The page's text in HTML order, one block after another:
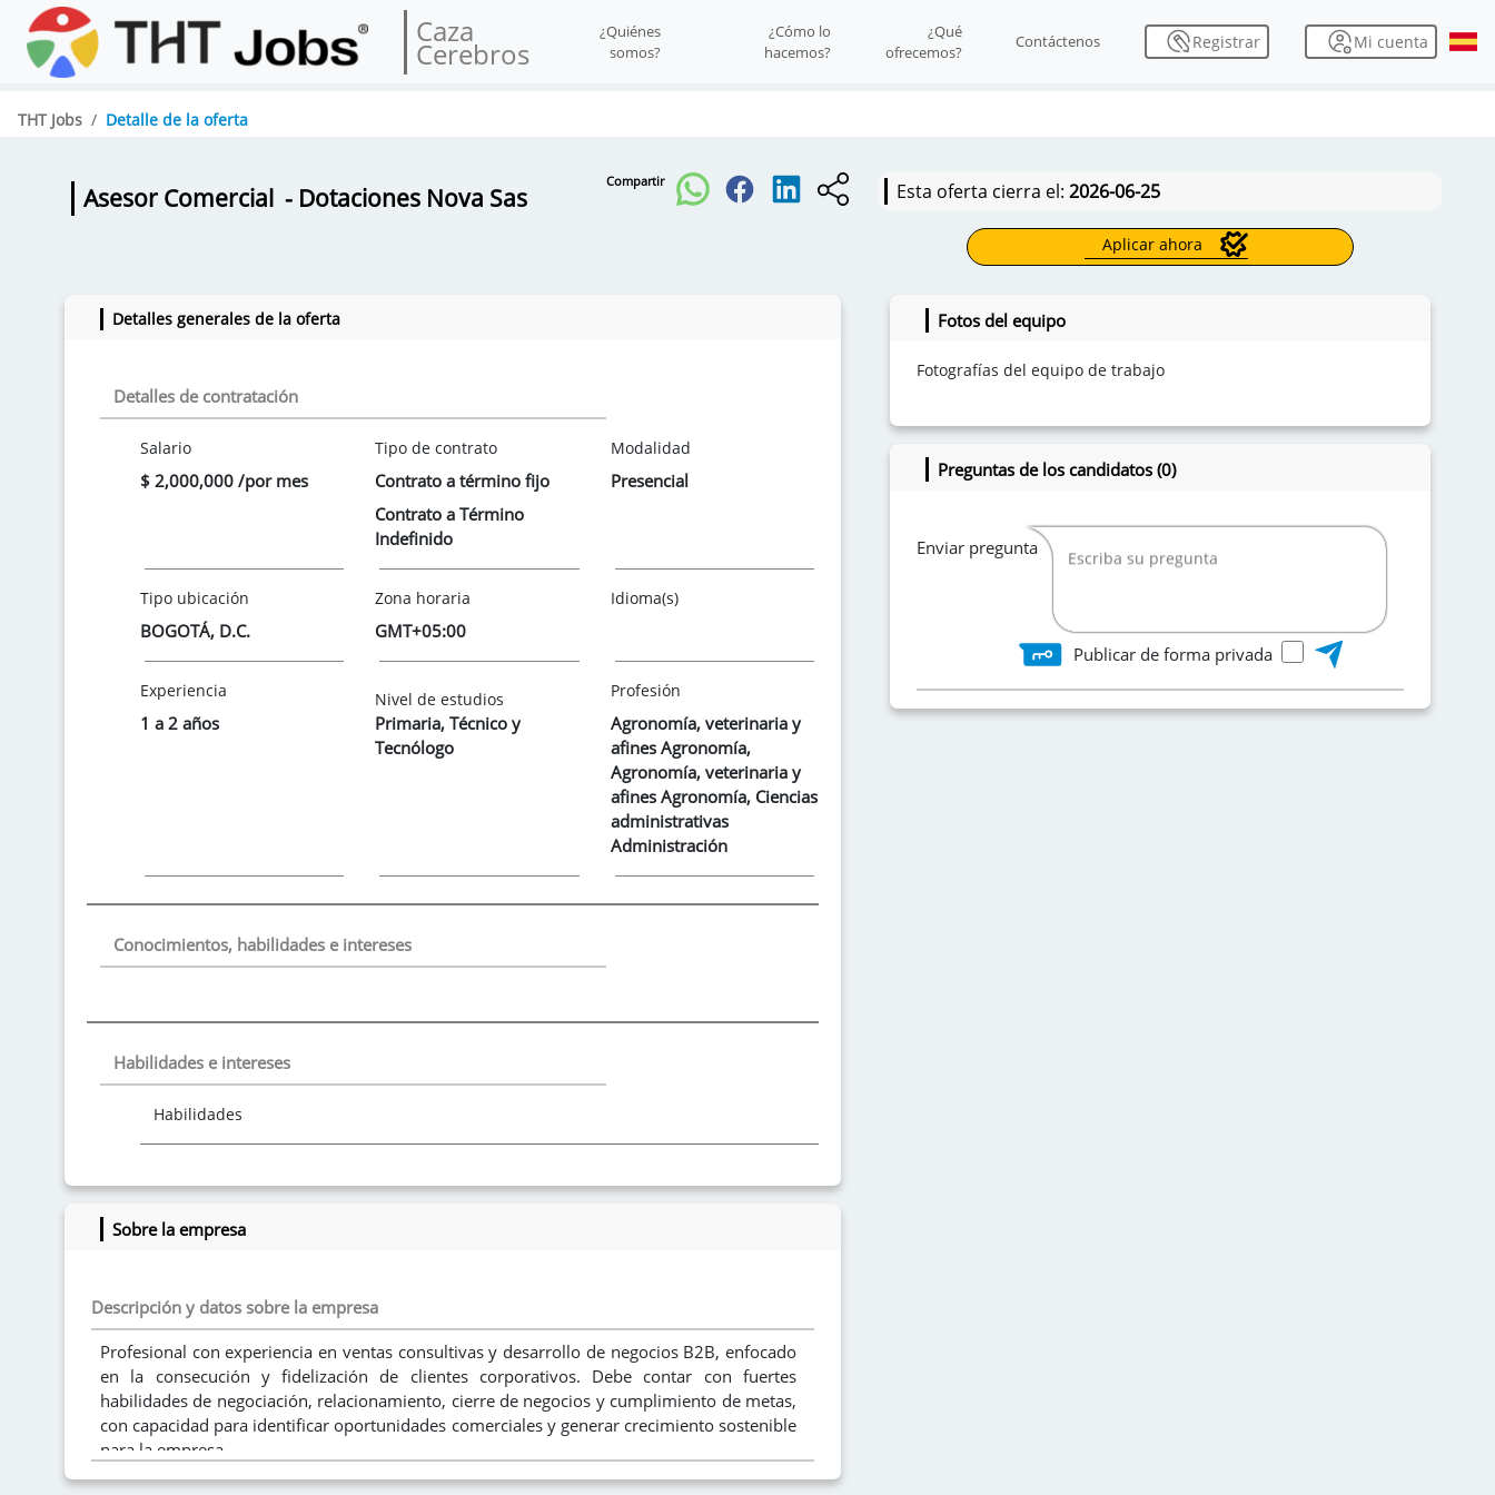
Caza
Cerebros
¿Quiénes
somos?
¿Cómo lo
hacemos?
¿Qué
ofrecemos?
Contáctenos Registrar Mi cuenta
THT Jobs Detalle de la oferta
Asesor Comercial - Dotaciones Nova Sas
Compartir Esta oferta cierra el: 2026-06-25
Aplicar ahora
Detalles generales de la oferta
Detalles de contratación
Salario
$ 2,000,000 /por mes
Tipo de contrato
Contrato a término fijo
Contrato a Término
Indefinido
Modalidad
Presencial
Tipo ubicación
BOGOTÁ, D.C.
Zona horaria
GMT+05:00
Idioma(s)
Experiencia
1 a 2 años
Nivel de estudios
Primaria,Técnico y
Tecnólogo
Profesión
Agronomía, veterinaria y
afines Agronomía,
Agronomía, veterinaria y
afines Agronomía, Ciencias
administrativas
Administración
Conocimientos, habilidades e intereses
Habilidades e intereses
Habilidades
Sobre la empresa
Descripción y datos sobre la empresa
Profesional con experiencia en ventas consultivas y desarrollo de negocios B2B, enfocado
en la consecución y fidelización de clientes corporativos. Debe contar con fuertes
habilidades de negociación, relacionamiento, cierre de negocios y cumplimiento de metas,
con capacidad para identificar oportunidades comerciales y generar crecimiento sostenible
para la empresa.
Fotos del equipo
Fotografías del equipo de trabajo
Preguntas de los candidatos (0)
Enviar pregunta
Publicar de forma privada